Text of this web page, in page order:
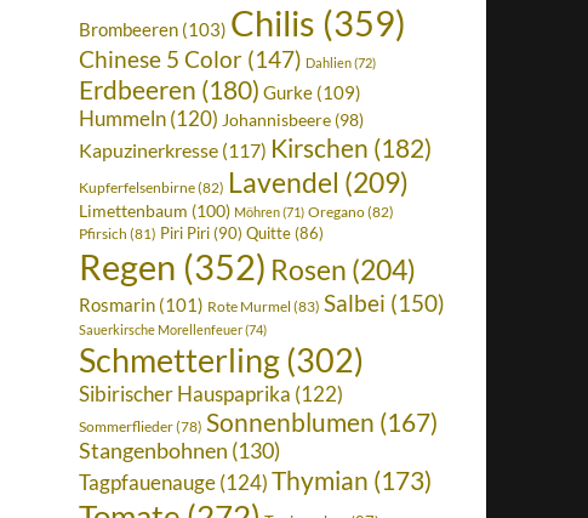
Brombeeren (103) Chilis (359)
Chinese 5 Color (147) Dahlien(72)
Erdbeeren (180) Gurke (109)
Hummeln (120) Johannisbeere (98)
Kapuzinerkresse (117) Kirschen (182)
Kupferfelsenbirne(82) Lavendel (209)
Limettenbaum (100) Möhren(71) Oregano(82)
Pfirsich (81) Piri Piri(90) Quitte(86)
Regen (352) Rosen (204)
Rosmarin (101) Rote Murmel (83) Salbei (150)
Sauerkirsche Morellenfeuer(74)
Schmetterling(302)
Sibirischer Hauspaprika (122)
Sommerflieder(78) Sonnenblumen (167)
Stangenbohnen (130)
Tagpfauenauge(124)Thymian (173)